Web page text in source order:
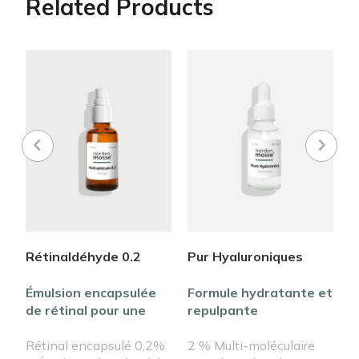
Related Products
Rétinaldéhyde 0.2
Émulsion encapsulée
de rétinal pour une
plus ferme et plus
Rétinal encapsulé 0,2%
Pur Hyaluroniques
Formule hydratante et
repulpante
2 % Multi-moléculaire